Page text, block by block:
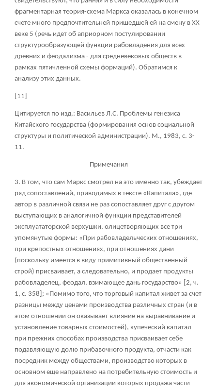
фрагментарная теория-схема Маркса оказалась в конечном
счете много предпочтительней пришедшей ей на смену в ХХ
веке 5 (речь идет об априорном постулировании
структурообразующей функции рабовладения для всех
древних и феодализма - для средневековых обществ в
рамках пятичленной схемы формаций). Обратимся к
анализу этих данных.
[11]
Цитируется по изд.: Васильев Л.С. Проблемы генезиса
Китайского государства (формирования основ социальной
структуры и политической администрации). М., 1983, с. 3-
11.
Примечания
3. В том, что сам Маркс смотрел на это именно так, убеждает
ряд сопоставлений, приводимых в тексте «Капитала», где
автор в различной связи не раз сопоставляет друг с другом
выступающих в аналогичной функции представителей
эксплуататорской верхушки, олицетворяющих все три
упомянутые формы: «При рабовладельческих отношениях,
при крепостных отношениях, при отношениях дани
(поскольку имеется в виду примитивный общественный
строй) присваивает, а следовательно, и продает продукты
рабовладелец, феодал, взимающее дань государство» [2, ч.
1, с. 358]; «Помимо того, что торговый капитал живет за счет
разницы между ценами производства различных стран (и в
этом отношении он оказывает влияние на выравнивание и
установление товарных стоимостей), купеческий капитал
при прежних способах производства присваивает себе
подавляющую долю прибавочного продукта, отчасти как
посредник между обществами, производство которых в
основном еще направлено на потребительную стоимость и
для экономической организации которых продажа части